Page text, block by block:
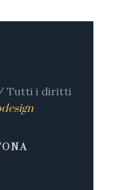
Tutti i diritti